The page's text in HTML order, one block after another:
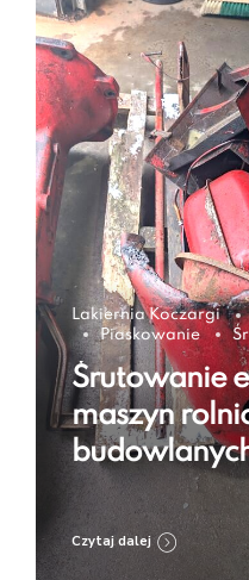
Lakiernia Koczargi
Piaskowanie
Śrutowanie
maszyn
i
Czytaj dalej